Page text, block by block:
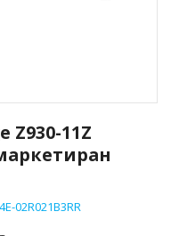
Z930-11Z
02R021B3RR